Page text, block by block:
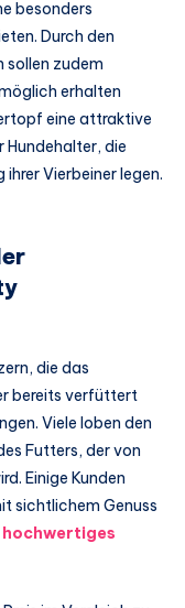
besonders
Durch den
sollen zudem
erhalten
eine attraktive
die
Vierbeiner legen.
die das
bereits verfüttert
Viele loben den
Futters, der von
Einige Kunden
sichtlichem Genuss